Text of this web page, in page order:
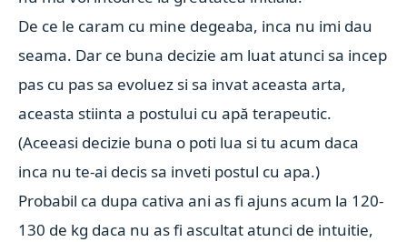
De ce le caram cu mine degeaba, inca nu imi dau
seama. Dar ce buna decizie am luat atunci sa incep
pas cu pas sa evoluez si sa invat aceasta arta,
aceasta stiinta a postului cu apă terapeutic.
(Aceeasi decizie buna o poti lua si tu acum daca
inca nu te-ai decis sa inveti postul cu apa.)
Probabil ca dupa cativa ani as fi ajuns acum la 120-
130 de kg daca nu as fi ascultat atunci de intuitie,